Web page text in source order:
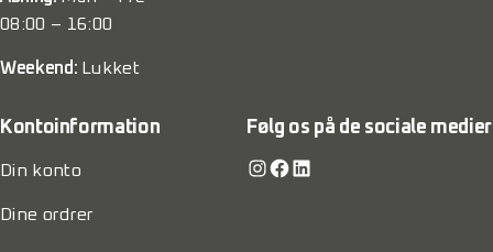
08:00 – 16:00
Weekend: Lukket
Kontoinformation
Din konto
Dine ordrer
Følg os på de sociale medier
Instagram Facebook LinkedIn